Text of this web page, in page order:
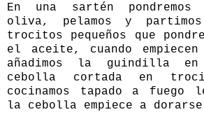
En una sartén
oliva, pelamos y
trocitos pequeños que
el aceite, cuando
añadimos la guindilla
cebolla cortada en
cocinamos tapado a fuego
la cebolla empiece a